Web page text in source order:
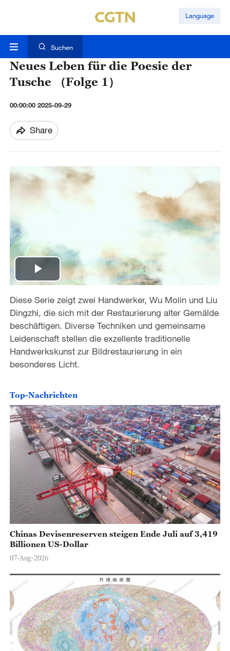
Language
Suchen
Neues Leben für die Poesie der
Tusche （Folge 1）
00:00:00 2025-09-29
Share
P
l
a
y
V
i
d
e
o
Diese Serie zeigt zwei Handwerker, Wu Molin und Liu
Dingzhi, die sich mit der Restaurierung alter Gemälde
beschäftigen. Diverse Techniken und gemeinsame
Leidenschaft stellen die exzellente traditionelle
Handwerkskunst zur Bildrestaurierung in ein
besonderes Licht.
Top-Nachrichten
Chinas Devisenreserven steigen Ende Juli auf 3,419
Billionen US-Dollar
07-Aug-2026